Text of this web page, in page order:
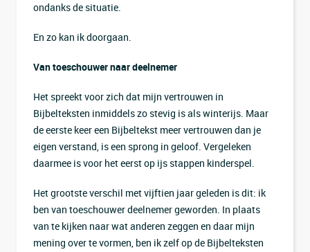
ondanks de situatie.
En zo kan ik doorgaan.
Van toeschouwer naar deelnemer
Het spreekt voor zich dat mijn vertrouwen in
Bijbelteksten inmiddels zo stevig is als winterijs. Maar
de eerste keer een Bijbeltekst meer vertrouwen dan je
eigen verstand, is een sprong in geloof. Vergeleken
daarmee is voor het eerst op ijs stappen kinderspel.
Het grootste verschil met vijftien jaar geleden is dit: ik
ben van toeschouwer deelnemer geworden. In plaats
van te kijken naar wat anderen zeggen en daar mijn
mening over te vormen, ben ik zelf op de Bijbelteksten